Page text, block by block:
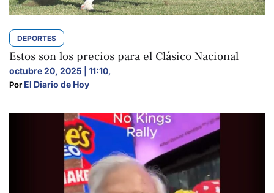
DEPORTES
Estos son los precios para el Clásico Nacional
octubre 20, 2025 | 11:10,
Por El Diario de Hoy